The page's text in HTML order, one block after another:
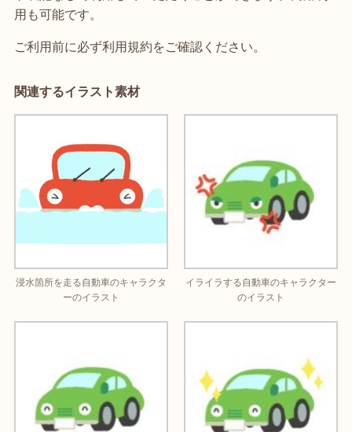
用も可能です。
ご利用前に必ず利用規約をご確認ください。
関連するイラスト素材
浸水箇所を走る自動車のキャラクタ
ーのイラスト
イライラする自動車のキャラクター
のイラスト